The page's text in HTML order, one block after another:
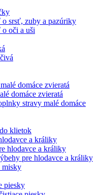
o srsť, zuby a pazúriky
oči a uši
domáce zvieratá
domáce zvieratá
stravy malé domáce
klietok
a králiky
hlodavce a králiky
pre hlodavce a králiky
misky
piesky